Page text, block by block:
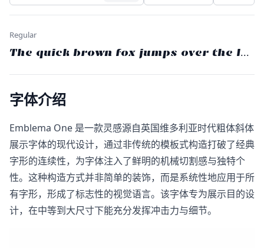
Regular
The quick brown fox jumps over the
字体介绍
Emblema One​ 是一款灵感源自英国维多利亚时代粗体斜体
展示字体的现代设计，通过非传统的模板式构造打破了经典
字形的连续性，为字体注入了鲜明的机械切割感与独特个
性。这种构造方式并非简单的装饰，而是系统性地应用于所
有字形，形成了标志性的视觉语言。该字体专为展示目的设
计，在中等到大尺寸下能充分发挥冲击力与细节。